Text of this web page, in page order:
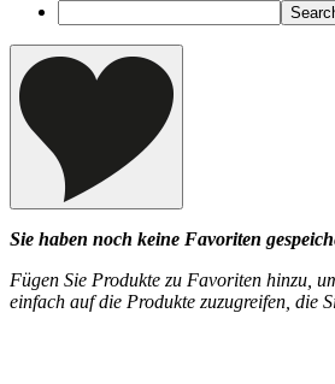
Sie haben noch keine Favoriten
Fügen Sie Produkte zu Favoriten hinzu,
einfach auf die Produkte zuzugreifen, die